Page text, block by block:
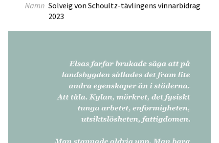
Namn Solveig von Schoultz-tävlingens vinnarbidrag
2023